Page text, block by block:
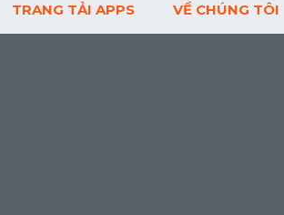
TRANG TẢI APPS VỀ CHÚNG TÔI